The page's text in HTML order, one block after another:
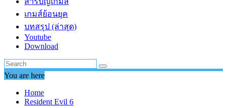
เกมส์ย้อนยุค
บทสรุป (ล่าสุด)
Youtube
Download
You are here
Home
Resident Evil 6